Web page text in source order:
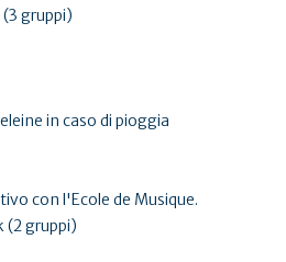
gruppi)
in caso di pioggia
con l'Ecole de Musique.
(2 gruppi)